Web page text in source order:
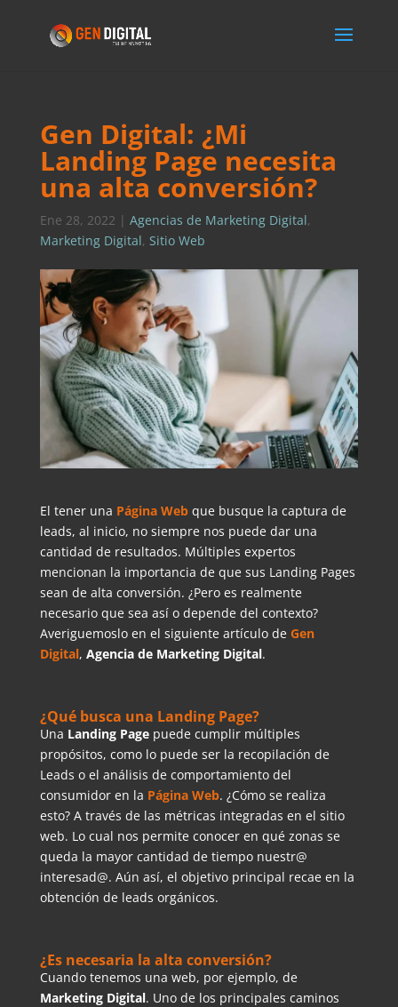
Gen Digital: ¿Mi
Landing Page necesita
una alta conversión?
Ene 28, 2022 | Agencias de Marketing Digital,
Marketing Digital, Sitio Web
El tener una Página Web que busque la captura de
leads, al inicio, no siempre nos puede dar una
cantidad de resultados. Múltiples expertos
mencionan la importancia de que sus Landing Pages
sean de alta conversión. ¿Pero es realmente
necesario que sea así o depende del contexto?
Averiguemoslo en el siguiente artículo de Gen
Digital, Agencia de Marketing Digital.
¿Qué busca una Landing Page?
Una Landing Page puede cumplir múltiples
propósitos, como lo puede ser la recopilación de
Leads o el análisis de comportamiento del
consumidor en la Página Web. ¿Cómo se realiza
esto? A través de las métricas integradas en el sitio
web. Lo cual nos permite conocer en qué zonas se
queda la mayor cantidad de tiempo nuestr@
interesad@. Aún así, el objetivo principal recae en la
obtención de leads orgánicos.
¿Es necesaria la alta conversión?
Cuando tenemos una web, por ejemplo, de
Marketing Digital. Uno de los principales caminos